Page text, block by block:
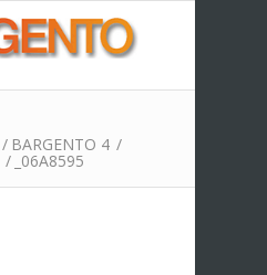
/ BARGENTO 4 /
/ _06A8595